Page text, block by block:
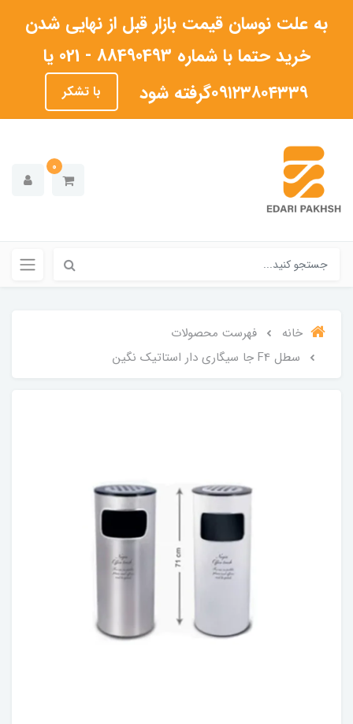
به علت نوسان قیمت بازار قبل از نهایی شدن
خرید حتما با شماره 88490493 - 021 یا
۰۹۱۲۳۸۰۴۳۳۹گرفته شود
با تشکر
0
خانه
فهرست محصولات
سطل F4 جا سیگاری دار استاتیک نگین